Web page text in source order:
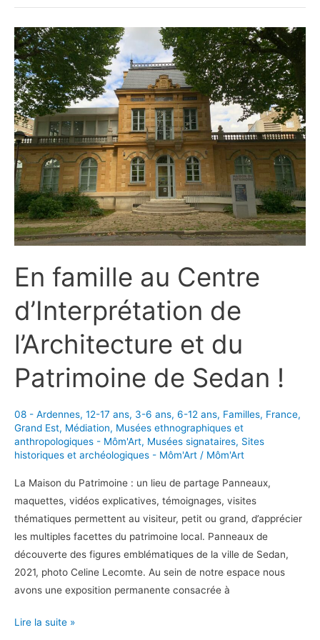
Alfred-
En famille au Centre
d’Interprétation de
l’Architecture et du
Patrimoine de Sedan !
08 - Ardennes, 12-17 ans, 3-6 ans, 6-12 ans, Familles, France,
Grand Est, Médiation, Musées ethnographiques et
anthropologiques - Môm'Art, Musées signataires, Sites
historiques et archéologiques - Môm'Art / Môm'Art
La Maison du Patrimoine : un lieu de partage Panneaux,
maquettes, vidéos explicatives, témoignages, visites
thématiques permettent au visiteur, petit ou grand, d’apprécier
les multiples facettes du patrimoine local. Panneaux de
découverte des figures emblématiques de la ville de Sedan,
2021, photo Celine Lecomte. Au sein de notre espace nous
avons une exposition permanente consacrée à
En
Lire la suite »